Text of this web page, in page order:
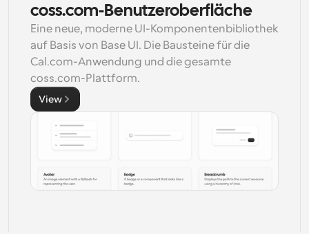
coss.com-Benutzeroberfläche
Eine neue, moderne UI-Komponentenbibliothek
auf Basis von Base UI. Die Bausteine für die
Cal.com-Anwendung und die gesamte
coss.com-Plattform.
View